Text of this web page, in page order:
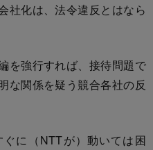
社化は、法令違反とはなら
を強行すれば、接待問題で
な関係を疑う競合各社の反
に（NTTが）動いては困